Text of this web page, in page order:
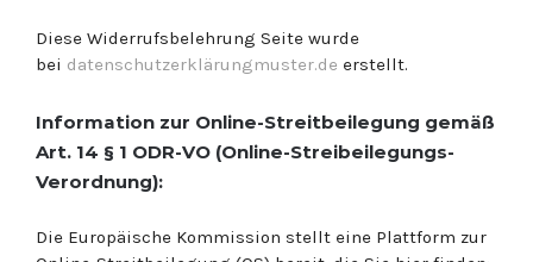
Diese Widerrufsbelehrung Seite wurde
bei datenschutzerklärungmuster.de erstellt.
Information zur Online-Streitbeilegung gemäß
Art. 14 § 1 ODR-VO (Online-Streibeilegungs-
Verordnung):
Die Europäische Kommission stellt eine Plattform zur